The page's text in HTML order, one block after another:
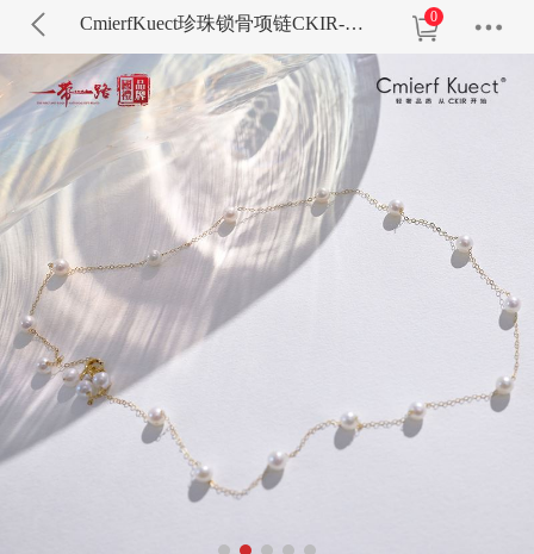
CmierfKuect珍珠锁骨项链CKIR-Z92523 0